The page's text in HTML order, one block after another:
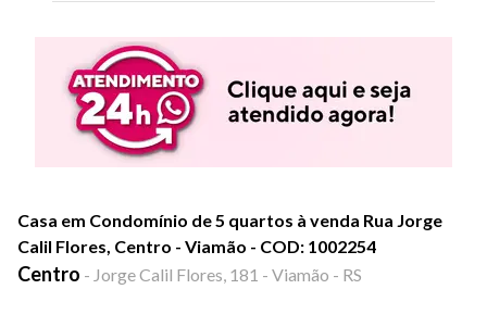
Casa em Condomínio de 5 quartos à venda Rua Jorge
Calil Flores, Centro - Viamão - COD: 1002254
Centro - Jorge Calil Flores, 181 - Viamão - RS